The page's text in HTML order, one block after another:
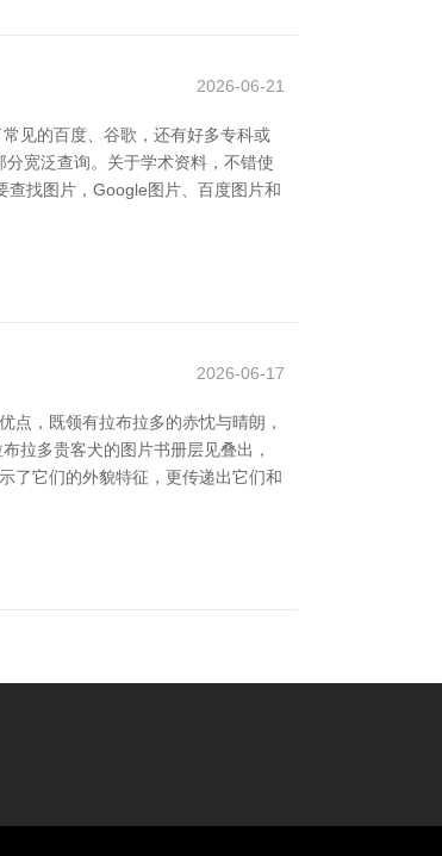
2026-06-21
见的百度、谷歌，还有好多专科或
宽泛查询。关于学术资料，不错使
查找图片，Google图片、百度图片和
2026-06-17
点，既领有拉布拉多的赤忱与晴朗，
拉多贵客犬的图片书册层见叠出，
了它们的外貌特征，更传递出它们和